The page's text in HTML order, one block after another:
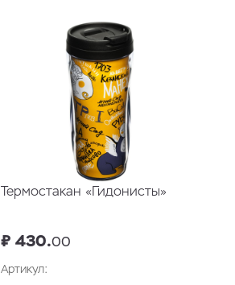
Термостакан «Гидонисты»
₽ 430.00
Артикул: